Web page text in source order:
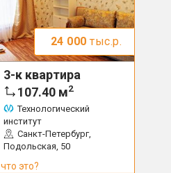
24 000 тыс.р.
3-к квартира
107.40 м2
Технологический
институт
Санкт-Петербург,
Подольская, 50
что это?